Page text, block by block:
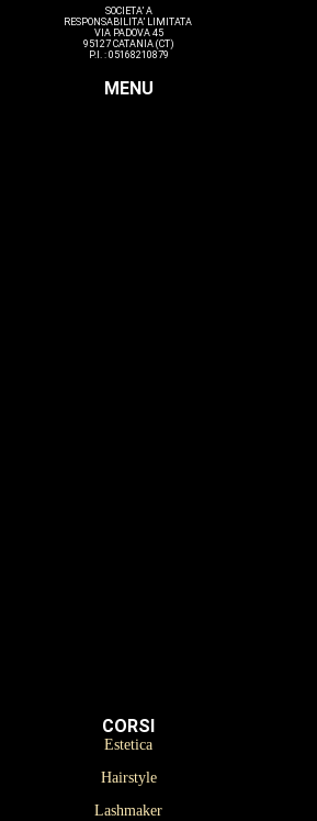
SOCIETA’ A
RESPONSABILITA’ LIMITATA
VIA PADOVA 45
95127 CATANIA (CT)
P.I. : 05168210879
MENU
CORSI
Estetica
Hairstyle
Lashmaker